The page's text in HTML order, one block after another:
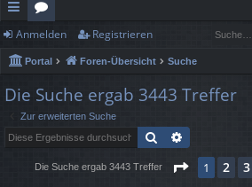
ch
ne
llz
or
en
Anmelden Registrieren
Portal Foren-Übersicht Suche
Die Suche ergab 3443 Treffer
Zur erweiterten Suche
Suche
Die Suche ergab 3443 Treffer Seite 1von
1 2 3